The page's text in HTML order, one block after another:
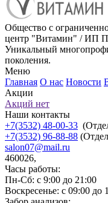
Общество с
центр "Витамин" / ИП
Уникальный
поколения.
Меню
Главная О нас Новости
Акции
Акций нет
Наши контакты
+7(3532) 48-00-33
+7(3532) 96-88-88
salon07@mail.ru
460026,
Часы работы:
Пн-Сб: с 9:00 до 21:00
Воскресенье: с 09:00 до